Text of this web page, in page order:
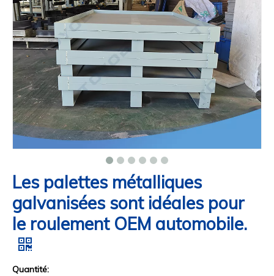
Les palettes métalliques
galvanisées sont idéales pour
le roulement OEM automobile.
Quantité: